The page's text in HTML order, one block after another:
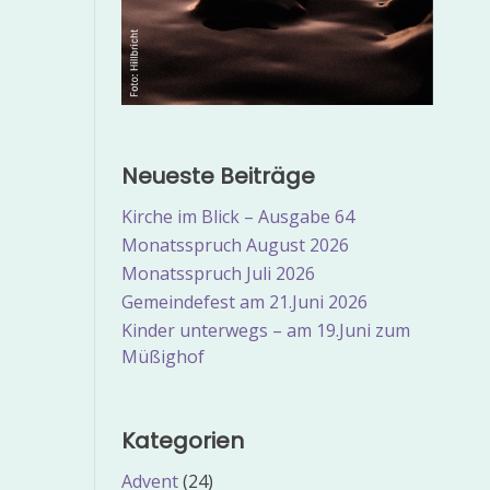
Neueste Beiträge
Kirche im Blick – Ausgabe 64
Monatsspruch August 2026
Monatsspruch Juli 2026
Gemeindefest am 21.Juni 2026
Kinder unterwegs – am 19.Juni zum
Müßighof
Kategorien
Advent(24)